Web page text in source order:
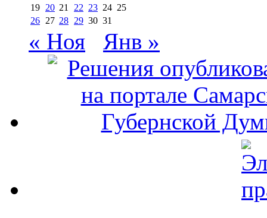
19 20 21 22 23 24 25
26 27 28 29 30 31
« Ноя Янв »